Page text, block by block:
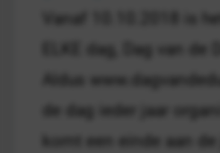
Vanaf 10.10.2018 is
ELKE dag, Dag van de
Aldus
de dag ieder jaar
komt een einde aan